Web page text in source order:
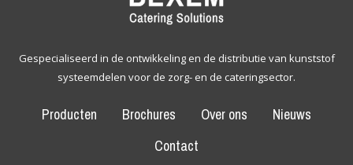
Gespecialiseerd in de ontwikkeling en de distributie van kunststof
systeemdelen voor de zorg- en de cateringsector.
Producten Brochures Over ons
Nieuws
Contact